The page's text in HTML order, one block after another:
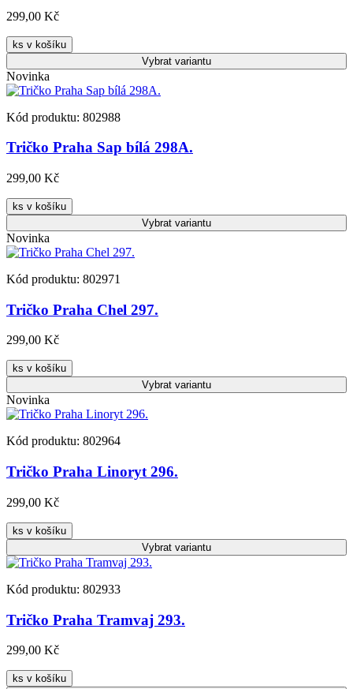
299,00 Kč
ks v košíku
Vybrat variantu
Novinka
Kód produktu: 802988
Tričko Praha Sap bílá 298A.
299,00 Kč
ks v košíku
Vybrat variantu
Novinka
Kód produktu: 802971
Tričko Praha Chel 297.
299,00 Kč
ks v košíku
Vybrat variantu
Novinka
Kód produktu: 802964
Tričko Praha Linoryt 296.
299,00 Kč
ks v košíku
Vybrat variantu
Kód produktu: 802933
Tričko Praha Tramvaj 293.
299,00 Kč
ks v košíku